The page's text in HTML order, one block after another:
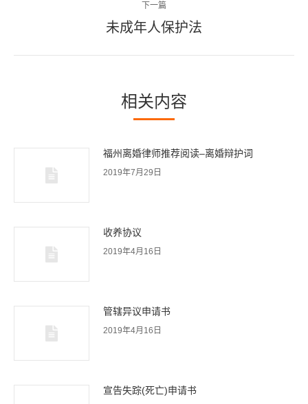
篇
文
下一篇
下
章：
未成年人保护法
相关内容
福州离婚律师推荐阅读–离婚辩护词
2019年7月29日
收养协议
2019年4月16日
管辖异议申请书
2019年4月16日
宣告失踪(死亡)申请书